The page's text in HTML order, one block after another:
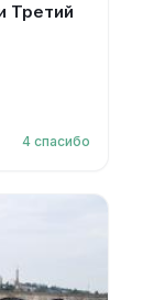
Третий
4 спасибо